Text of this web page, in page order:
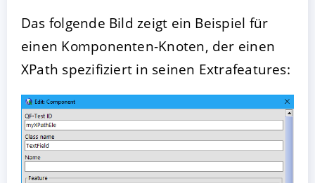
Das folgende Bild zeigt ein Beispiel für
einen Komponenten-Knoten, der einen
XPath spezifiziert in seinen Extrafeatures: